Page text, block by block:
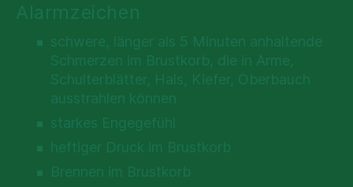
Alarmzeichen
schwere, länger als 5 Minuten anhaltende
Schmerzen im Brustkorb, die in Arme,
Schulterblätter, Hals, Kiefer, Oberbauch
ausstrahlen können
starkes Engegefühl
heftiger Druck im Brustkorb
Brennen im Brustkorb